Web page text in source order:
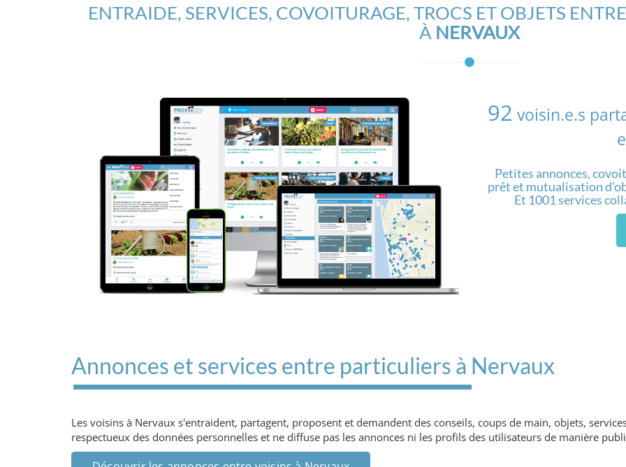
ENTRAIDE, SERVICES, COVOITURAGE, TROCS ET OBJETS
À NERVAUX
92 voisin.e.s
Petites annonces,
prêt et mutualisation
Et 1001 services
Annonces et services entre particuliers à Nervaux
Les voisins à Nervaux s'entraident, partagent, proposent et demandent des conseils, coups de main, objets,
respectueux des données personnelles et ne diffuse pas les annonces ni les profils des utilisateurs de manière